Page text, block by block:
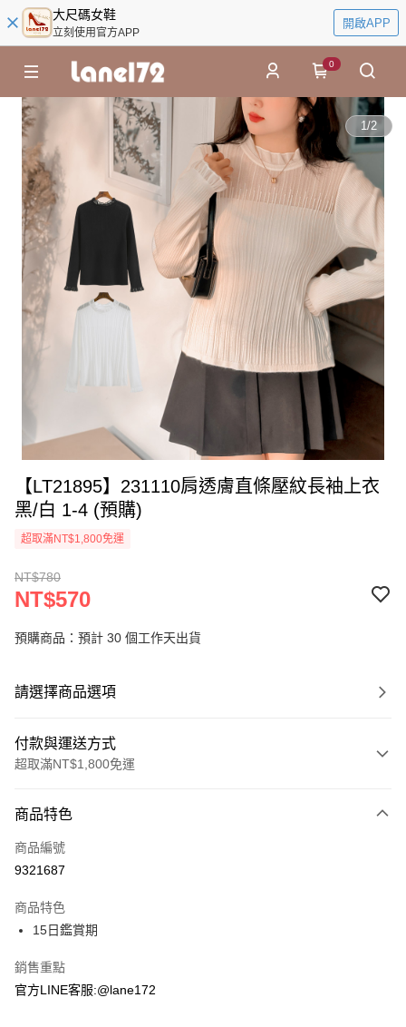
大尺碼女鞋
立刻使用官方APP
開啟APP
0
1/2
【LT21895】231110肩透膚直條壓紋長袖上衣
黑/白 1-4 (預購)
超取滿NT$1,800免運
NT$780
NT$570
預購商品：預計 30 個工作天出貨
請選擇商品選項
付款與運送方式
超取滿NT$1,800免運
信用卡一次付款
超商取貨付款
Apple Pay
街口支付
悠遊付
商品特色
商品編號
9321687
商品特色
15日鑑賞期
銷售重點
官方LINE客服:@lane172